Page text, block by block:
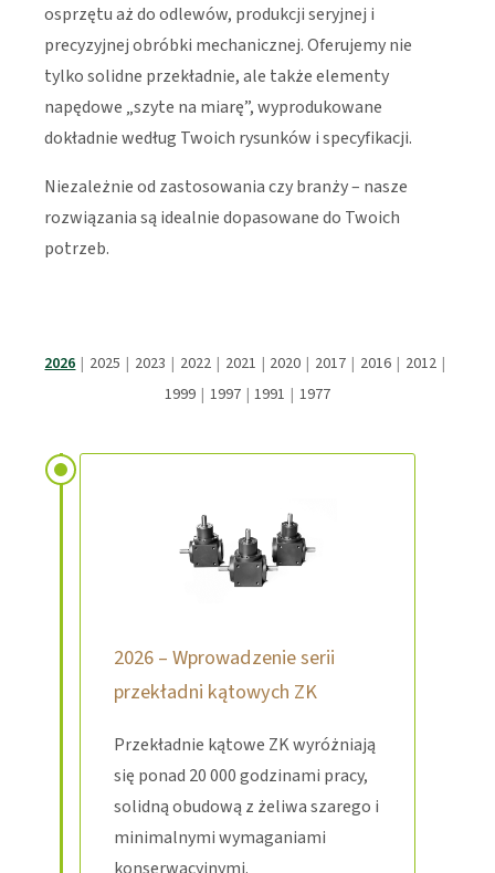
osprzętu aż do odlewów, produkcji seryjnej i
precyzyjnej obróbki mechanicznej. Oferujemy nie
tylko solidne przekładnie, ale także elementy
napędowe „szyte na miarę”, wyprodukowane
dokładnie według Twoich rysunków i specyfikacji.
Niezależnie od zastosowania czy branży – nasze
rozwiązania są idealnie dopasowane do Twoich
potrzeb.
2026 | 2025 | 2023 | 2022 | 2021 | 2020 | 2017 | 2016 | 2012 |
1999 | 1997 | 1991 | 1977
2026 – Wprowadzenie serii
przekładni kątowych ZK
Przekładnie kątowe ZK wyróżniają
się ponad 20 000 godzinami pracy,
solidną obudową z żeliwa szarego i
minimalnymi wymaganiami